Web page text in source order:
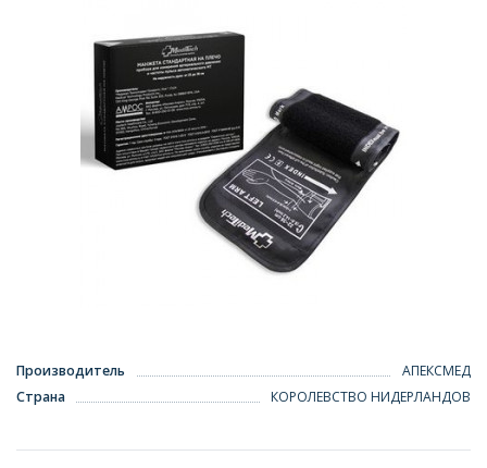
Производитель
АПЕКСМЕД
Страна
КОРОЛЕВСТВО НИДЕРЛАНДОВ